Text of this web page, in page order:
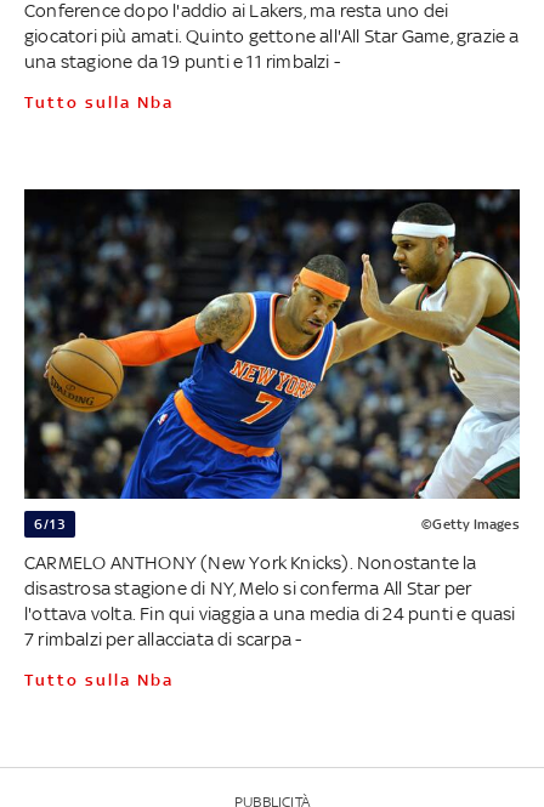
Conference dopo l'addio ai Lakers, ma resta uno dei
giocatori più amati. Quinto gettone all'All Star Game, grazie a
una stagione da 19 punti e 11 rimbalzi -
Tutto sulla Nba
6/13 ©Getty Images
CARMELO ANTHONY (New York Knicks). Nonostante la
disastrosa stagione di NY, Melo si conferma All Star per
l'ottava volta. Fin qui viaggia a una media di 24 punti e quasi
7 rimbalzi per allacciata di scarpa -
Tutto sulla Nba
PUBBLICITÀ